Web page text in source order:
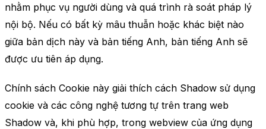
nhằm phục vụ người dùng và quá trình rà soát pháp lý
nội bộ. Nếu có bất kỳ mâu thuẫn hoặc khác biệt nào
giữa bản dịch này và bản tiếng Anh, bản tiếng Anh sẽ
được ưu tiên áp dụng.
Chính sách Cookie này giải thích cách Shadow sử dụng
cookie và các công nghệ tương tự trên trang web
Shadow và, khi phù hợp, trong webview của ứng dụng